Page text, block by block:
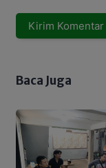
Baca Juga